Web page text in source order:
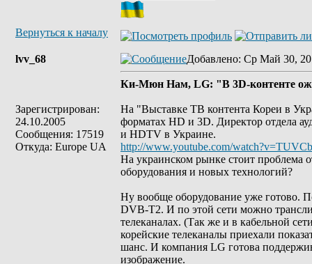
Вернуться к началу
lvv_68
Зарегистрирован:
24.10.2005
Сообщения: 17519
Откуда: Europe UA
Добавлено: Ср Май 30,
Ки-Мюн Нам, LG: "В 3D-контенте
На "Выставке ТВ контента Кореи в
форматах HD и 3D. Директор отдела
и HDTV в Украине.
http://www.youtube.com/
На украинском рынке стоит проблема
оборудования и новых технологий?
Ну вообще оборудование уже готово.
DVB-T2. И по этой сети можно
телеканалах. (Так же и в кабельной
корейские телеканалы приехали
шанс. И компания LG готова
изображение.